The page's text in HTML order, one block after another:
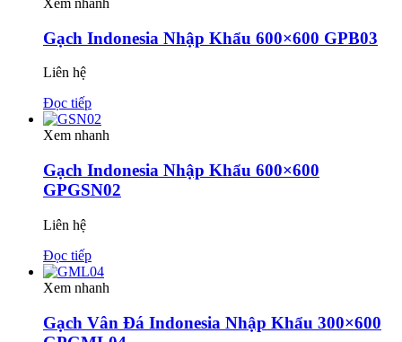
Xem nhanh
Gạch Indonesia Nhập Khẩu 600×600 GPB03
Liên hệ
Đọc tiếp
Xem nhanh
Gạch Indonesia Nhập Khẩu 600×600
GPGSN02
Liên hệ
Đọc tiếp
Xem nhanh
Gạch Vân Đá Indonesia Nhập Khẩu 300×600